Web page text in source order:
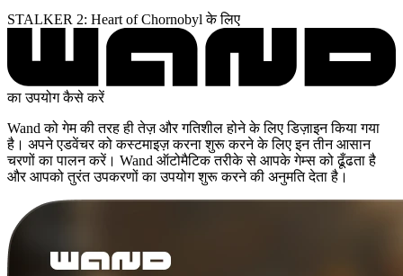
STALKER 2: Heart of Chornobyl के लिए
का उपयोग कैसे करें
Wand को गेम की तरह ही तेज़ और गतिशील होने के लिए डिज़ाइन किया गया
है। अपने एडवेंचर को कस्टमाइज़ करना शुरू करने के लिए इन तीन आसान
चरणों का पालन करें। Wand ऑटोमैटिक तरीके से आपके गेम्स को ढूँढता है
और आपको तुरंत उपकरणों का उपयोग शुरू करने की अनुमति देता है।